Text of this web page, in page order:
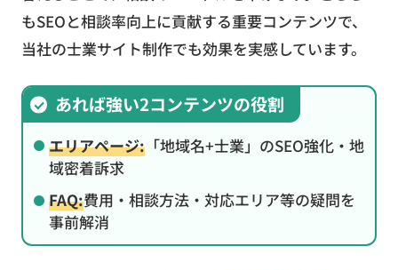
もSEOと相談率向上に貢献する重要コンテンツで、
当社の士業サイト制作でも効果を実感しています。
あれば強い2コンテンツの役割
エリアページ:「地域名+士業」のSEO強化・地
域密着訴求
FAQ:費用・相談方法・対応エリア等の疑問を
事前解消